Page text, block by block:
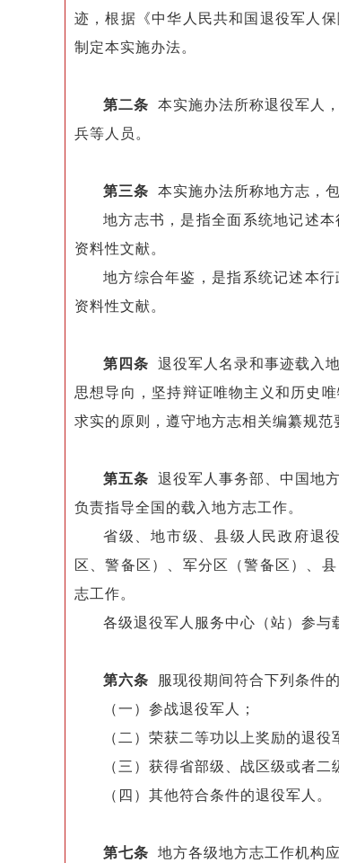
迹，根据《中华人民共和国退役军人
制定本实施办法。
第二条 本实施办法所称退役军人
兵等人员。
第三条 本实施办法所称地方志，
地方志书，是指全面系统地记述
资料性文献。
地方综合年鉴，是指系统记述本
资料性文献。
第四条 退役军人名录和事迹载入
思想导向，坚持辩证唯物主义和历史
求实的原则，遵守地方志相关编纂规范
第五条 退役军人事务部、中国地
负责指导全国的载入地方志工作。
省级、地市级、县级人民政府退
区、警备区）、军分区（警备区）、
志工作。
各级退役军人服务中心（站）参与
第六条 服现役期间符合下列条件
（一）参战退役军人；
（二）荣获二等功以上奖励的退役
（三）获得省部级、战区级或者二
（四）其他符合条件的退役军人。
第七条 地方各级地方志工作机构